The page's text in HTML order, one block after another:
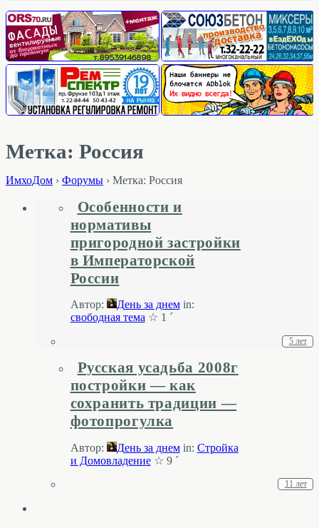
Метка: Россия
ИмхоДом › Форумы › Метка: Россия
Особенности и
нормативы
пригородной застройки
в Императорской
России
Автор: День за днем in:
свободная тема ☆ 1 ´
5 лет
Русская усадьба 2008г
постройки — как
сохранить традиции —
фотопрогулка
Автор: День за днем in: Стройка
и Домовладение☆ 9 ´
11 лет